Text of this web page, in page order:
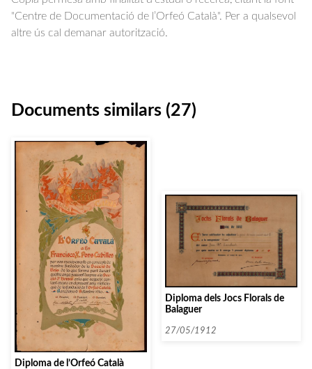
"Centre de Documentació de l’Orfeó Català". Per a qualsevol
altre ús cal demanar autorització.
Documents similars (27)
Diploma de l’Orfeó Català
Diploma dels Jocs Florals de
Balaguer
27/05/1912